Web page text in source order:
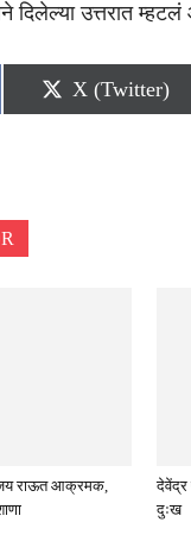
दिलेल्या उत्तरात
Share
on
X (Twitter)
राऊत आक्रमक,
देवेंद्र
दुःख